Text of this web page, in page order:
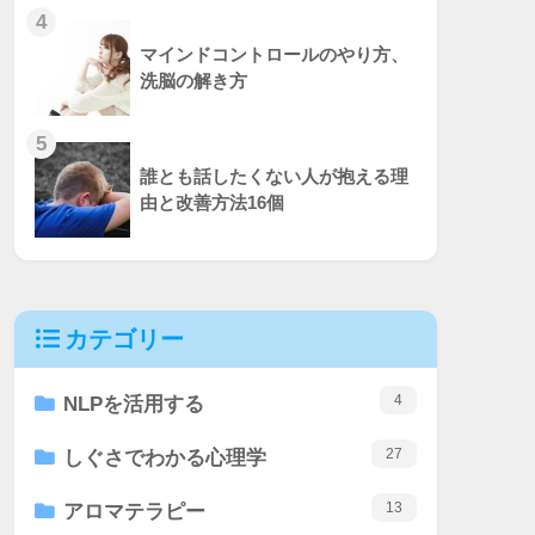
4
マインドコントロールのやり方、
洗脳の解き方
5
誰とも話したくない人が抱える理
由と改善方法16個
カテゴリー
NLPを活用する 4
しぐさでわかる心理学 27
アロマテラピー 13